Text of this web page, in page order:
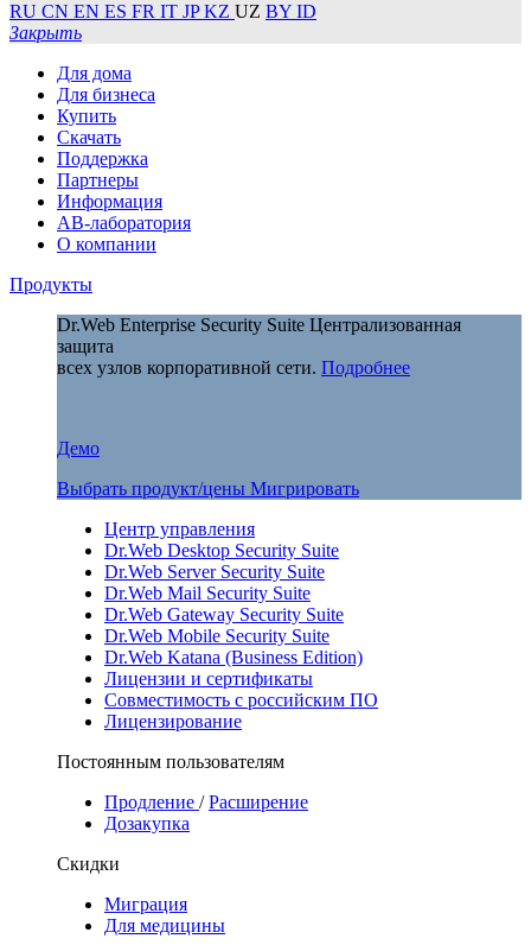
RU CN EN ES FR IT JPKZ UZ BY ID
Закрыть
Для дома
Для бизнеса
Купить
Скачать
Поддержка
Партнеры
Информация
АВ-лаборатория
О компании
Продукты
Dr.Web Enterprise Security Suite Централизованная
защита
всех узлов корпоративной сети. Подробнее
Демо
Выбрать продукт/цены Мигрировать
Центр управления
Dr.Web Desktop Security Suite
Dr.Web Server Security Suite
Dr.Web Mail Security Suite
Dr.Web Gateway Security Suite
Dr.Web Mobile Security Suite
Dr.Web Katana (Business Edition)
Лицензии и сертификаты
Совместимость с российским ПО
Лицензирование
Постоянным пользователям
Продление /Расширение
Дозакупка
Скидки
Миграция
Для медицины